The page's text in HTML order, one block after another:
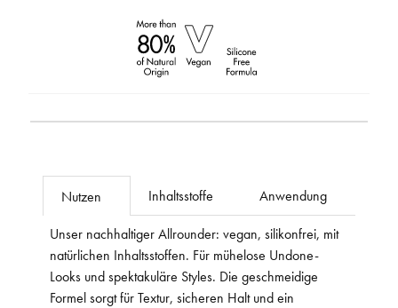
Nutzen Inhaltsstoffe Anwendung
Unser nachhaltiger Allrounder: vegan, silikonfrei, mit
natürlichen Inhaltsstoffen. Für mühelose Undone-
Looks und spektakuläre Styles. Die geschmeidige
Formel sorgt für Textur, sicheren Halt und ein